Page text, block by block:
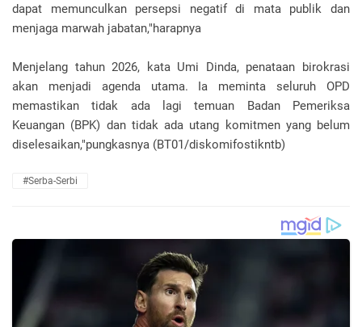
dapat memunculkan persepsi negatif di mata publik dan
menjaga marwah jabatan,"harapnya
Menjelang tahun 2026, kata Umi Dinda, penataan birokrasi
akan menjadi agenda utama. Ia meminta seluruh OPD
memastikan tidak ada lagi temuan Badan Pemeriksa
Keuangan (BPK) dan tidak ada utang komitmen yang belum
diselesaikan,"pungkasnya (BT01/diskomifostikntb)
#Serba-Serbi